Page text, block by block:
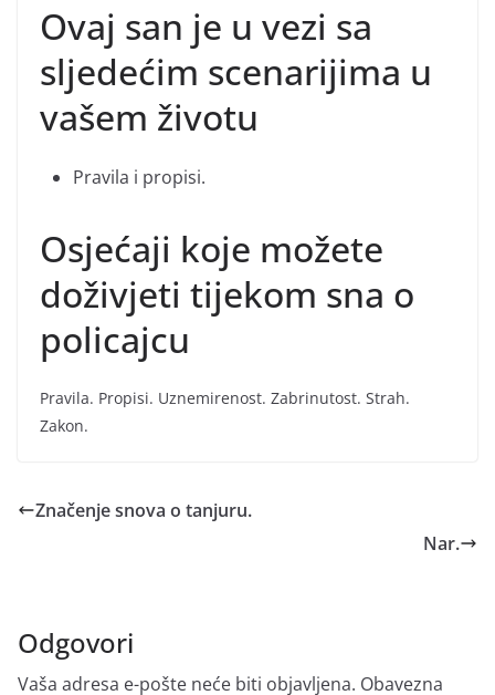
Ovaj san je u vezi sa
sljedećim scenarijima u
vašem životu
Pravila i propisi.
Osjećaji koje možete
doživjeti tijekom sna o
policajcu
Pravila. Propisi. Uznemirenost. Zabrinutost. Strah.
Zakon.
Značenje snova o tanjuru.
Nar.
Odgovori
Vaša adresa e-pošte neće biti objavljena. Obavezna